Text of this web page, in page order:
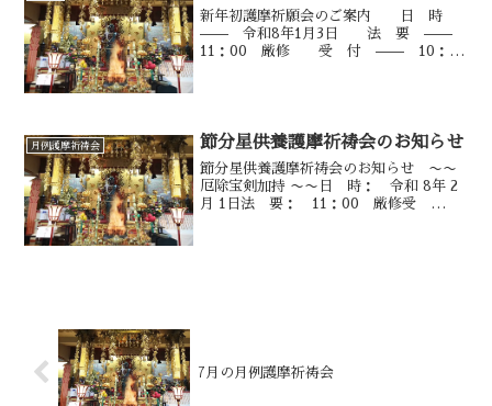
新年初護摩祈願会のご案内 日 時
—— 令和8年1月3日 法 要 ——
11：00 厳修 受 付 —— 10：00
月例護摩祈祷会 節分星供養護摩祈祷会のお知らせ
節分星供養護摩祈祷会のお知らせ 〜〜
厄除宝剣加持 〜〜日 時： 令和 8年 2
月 1日法 要： 11：00 厳修受
7月の月例護摩祈祷会